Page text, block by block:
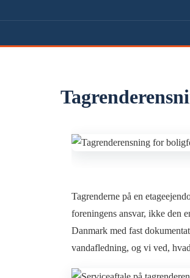
Tagrenderne på en
foreningens ansvar, ikke den
Danmark med fast
vandafledning, og vi ved,